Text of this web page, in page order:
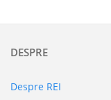
DESPRE
Despre REI